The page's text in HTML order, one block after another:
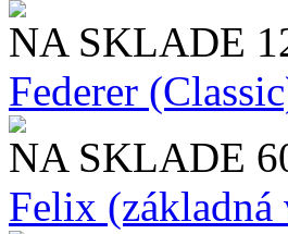
NA SKLADE
Federer
NA SKLADE
Felix (základná